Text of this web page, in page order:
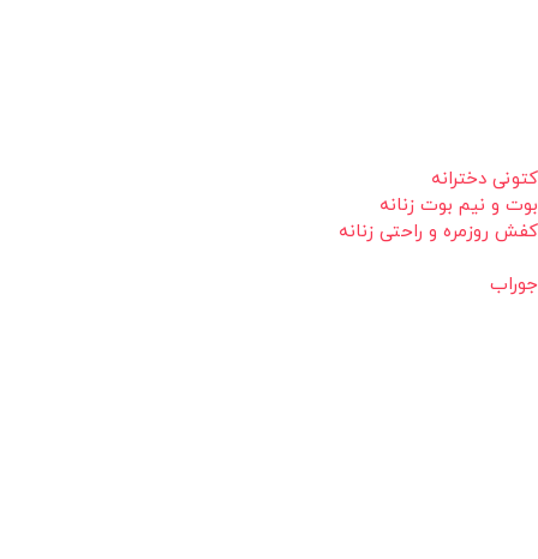
کتونی دخترانه
بوت و نیم بوت زنانه
کفش روزمره و راحتی زنانه
جوراب